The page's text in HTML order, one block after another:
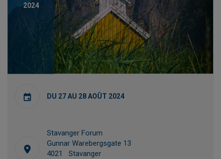
2024
DU 27 AU 28 AOÛT 2024
Stavanger Forum
Gunnar Warebergsgate 13
4021 Stavanger